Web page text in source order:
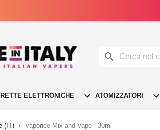

ELETTRONICHE  ATOMIZZATORI 
(IT) Vaporice Mix and Vape - 30ml